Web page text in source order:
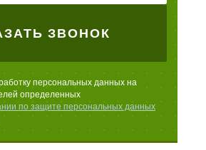
ЗВОНОК
персональных данных на
определенных
по защите персональных данных